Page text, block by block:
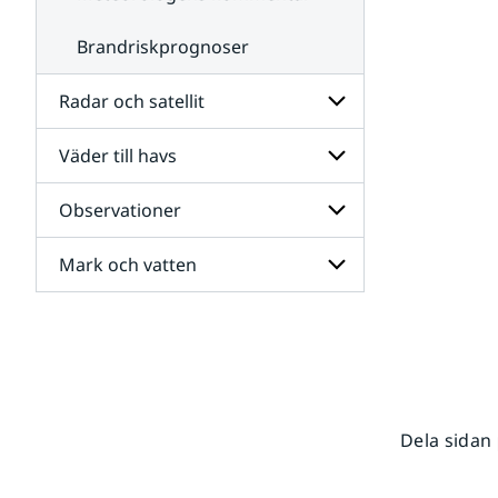
Brandriskprognoser
Radar och satellit
Undersidor
för
Radar
och
satellit
Väder till havs
Undersidor
för
Väder
till
havs
Observationer
Undersidor
för
Mark och vatten
Dela sidan